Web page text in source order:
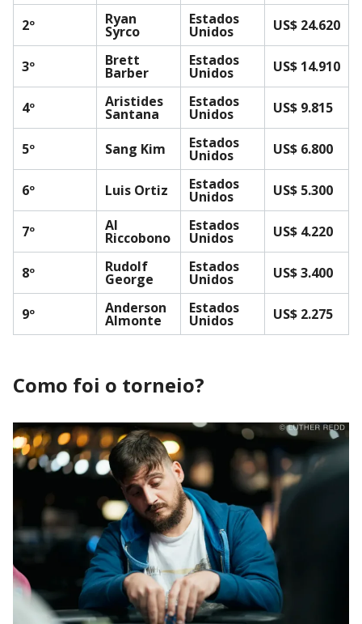
2º Ryan
Syrco
Estados
Unidos US$ 24.620
3º Brett
Barber
Estados
Unidos US$ 14.910
4º Aristides
Santana
Estados
Unidos US$ 9.815
5º Sang Kim Estados
Unidos US$ 6.800
6º Luis Ortiz Estados
Unidos US$ 5.300
7º Al
Riccobono
Estados
Unidos US$ 4.220
8º Rudolf
George
Estados
Unidos US$ 3.400
9º Anderson
Almonte
Estados
Unidos US$ 2.275
Como foi o torneio?